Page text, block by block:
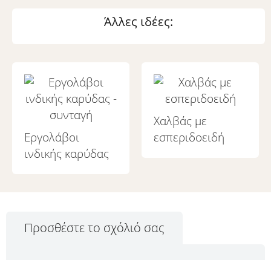
Άλλες ιδέες:
Εργολάβοι
ινδικής καρύδας
Χαλβάς με
εσπεριδοειδή
Προσθέστε το σχόλιό σας